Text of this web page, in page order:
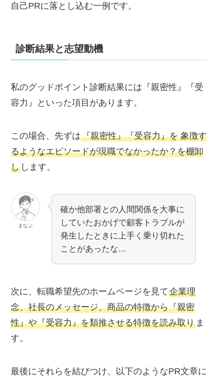
自己PRに落とし込む一例です。
診断結果と志望動機
私のグッドポイント診断結果には『親密性』『受
容力』といった項目があります。
この場合、先ずは『親密性』『受容力』を 象徴す
るようなエピソードが現職でなかったか？を棚卸
し します。
まなぶ
確か他部署との人間関係を大事に
していたおかげで顧客トラブルが
発生したときに上手く乗り切れた
ことがあったな…
次に、転職希望先のホームページを見て企業理
念、社長のメッセージ、商品の特徴から『親密
性』や『受容力』を類推させる特徴を読み取り ま
す。
最後にそれらを結びつけ、以下のようなPR文章に